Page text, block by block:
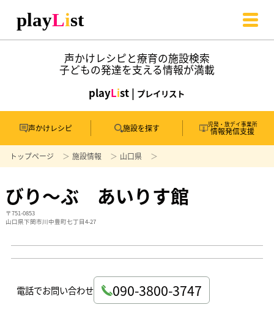
声かけレシピと療育の施設検索
子どもの発達を支える情報が満載
playList | プレイリスト
声かけレシピ 施設を探す 児発・放デイ事業所
情報発信支援
トップページ 施設情報 山口県
びり～ぶ あいりす館
〒751-0853
山口県下関市川中豊町七丁目4-27
電話でお問い合わせ 090-3800-3747